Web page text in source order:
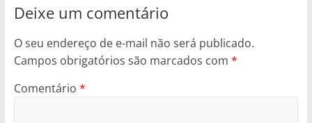
Deixe um comentário
O seu endereço de e-mail não será publicado.
Campos obrigatórios são marcados com *
Comentário *